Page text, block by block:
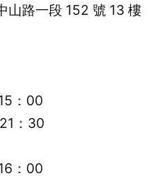
山路一段 152 號 13 樓
：00
：30
：00